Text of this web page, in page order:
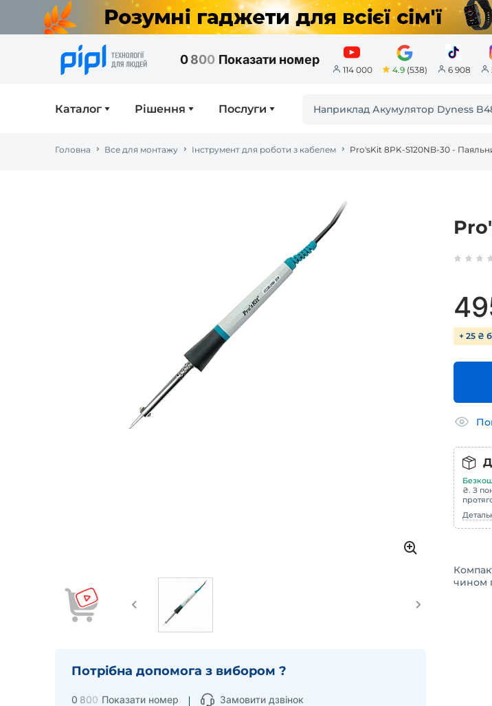
0800 Показати номер
114 000 4.9(538) 6 908
Каталог Рішення Послуги
Головна Все для монтажу Інструмент для роботи з кабелем Pro'sKit 8PK-S120NB-30 -
Потрібна допомога з вибором ?
0 800 Показати номер Замовити дзвінок
+ 25 ₴
₴. З
чином